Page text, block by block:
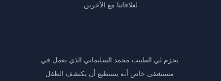
لعلاقاتنا مع الآخرين.
يجزم لي الطبيب محمد السليماني الذي يعمل في
مستشفى خاص أنه يستطيع أن يكتشف الطفل